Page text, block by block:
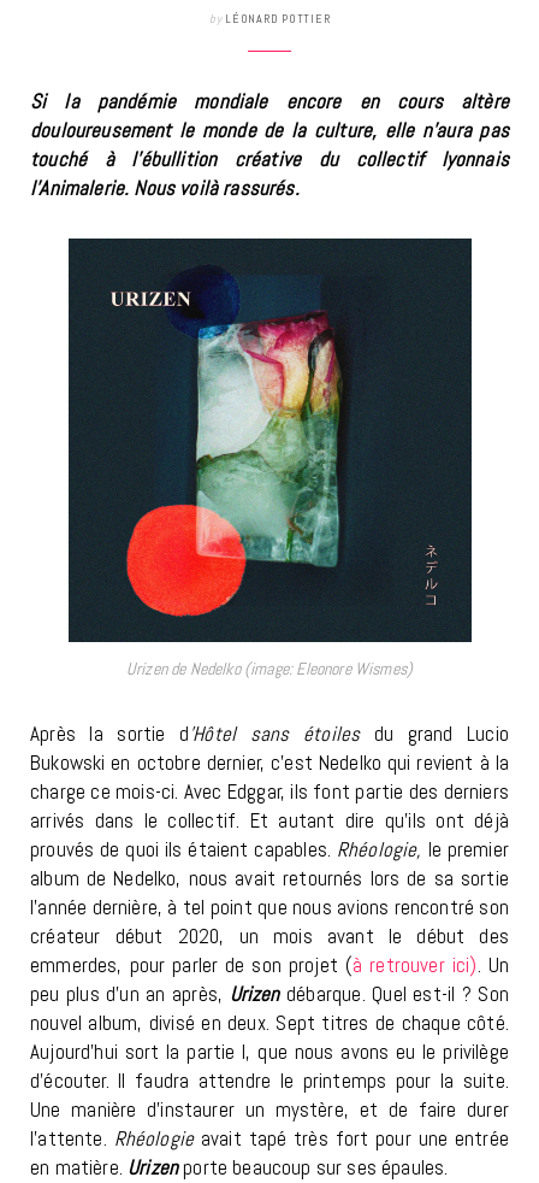
by LÉONARD POTTIER
Si la pandémie mondiale encore en cours altère
douloureusement le monde de la culture, elle n’aura pas
touché à l’ébullition créative du collectif lyonnais
l’Animalerie. Nous voilà rassurés.
Urizen de Nedelko (image: Eleonore Wismes)
Après la sortie d’Hôtel sans étoiles du grand Lucio
Bukowski en octobre dernier, c’est Nedelko qui revient à la
charge ce mois-ci. Avec Edggar, ils font partie des derniers
arrivés dans le collectif. Et autant dire qu’ils ont déjà
prouvés de quoi ils étaient capables. Rhéologie, le premier
album de Nedelko, nous avait retournés lors de sa sortie
l’année dernière, à tel point que nous avions rencontré son
créateur début 2020, un mois avant le début des
emmerdes, pour parler de son projet (à retrouver ici). Un
peu plus d’un an après, Urizendébarque. Quel est-il ? Son
nouvel album, divisé en deux. Sept titres de chaque côté.
Aujourd’hui sort la partie I, que nous avons eu le privilège
d’écouter. Il faudra attendre le printemps pour la suite.
Une manière d’instaurer un mystère, et de faire durer
l’attente. Rhéologieavait tapé très fort pour une entrée
en matière. Urizenporte beaucoup sur ses épaules.